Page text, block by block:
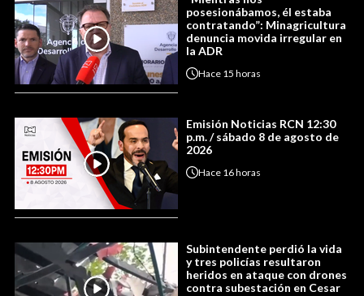
posesionábamos, él estaba
contratando”: Minagricultura
denuncia movida irregular en
la ADR
Hace 15 horas
Emisión Noticias RCN 12:30
p.m. / sábado 8 de agosto de
2026
Hace 16 horas
Subintendente perdió la vida
y tres policías resultaron
heridos en ataque con drones
contra subestación en Cesar